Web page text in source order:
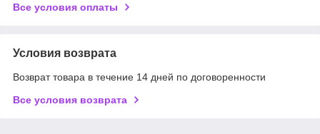
Все условия оплаты
Условия возврата
Возврат товара в течение 14 дней по договоренности
Все условия возврата